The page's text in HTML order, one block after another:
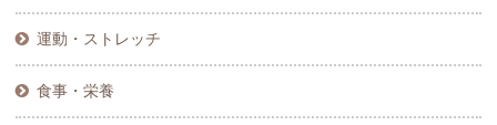
運動・ストレッチ
食事・栄養